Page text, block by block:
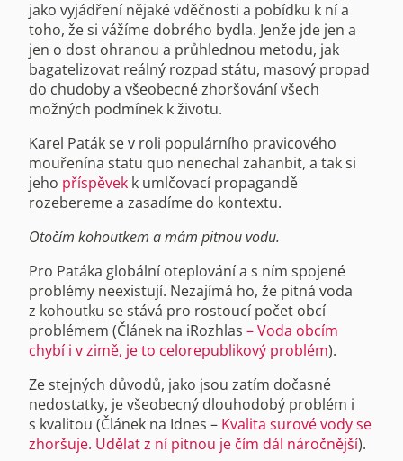
jako vyjádření nějaké vděčnosti a pobídku k ní a
toho, že si vážíme dobrého bydla. Jenže jde jen a
jen o dost ohranou a průhlednou metodu, jak
bagatelizovat reálný rozpad státu, masový propad
do chudoby a všeobecné zhoršování všech
možných podmínek k životu.
Karel Paták se v roli populárního pravicového
mouřenína statu quo nenechal zahanbit, a tak si
jeho příspěvek k umlčovací propagandě
rozebereme a zasadíme do kontextu.
Otočím kohoutkem a mám pitnou vodu.
Pro Patáka globální oteplování a s ním spojené
problémy neexistují. Nezajímá ho, že pitná voda
z kohoutku se stává pro rostoucí počet obcí
problémem (Článek na iRozhlas – Voda obcím
chybí i v zimě, je to celorepublikový problém).
Ze stejných důvodů, jako jsou zatím dočasné
nedostatky, je všeobecný dlouhodobý problém i
s kvalitou (Článek na Idnes – Kvalita surové vody se
zhoršuje. Udělat z ní pitnou je čím dál náročnější).